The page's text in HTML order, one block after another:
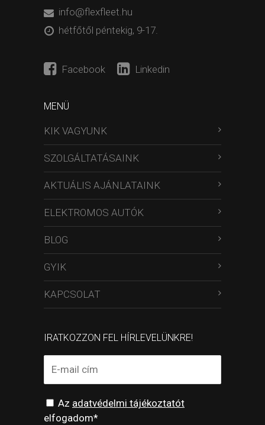
info@flexfleet.hu
hétfőtől péntekig, 9-17.
Facebook Linkedin
MENÜ
KIK VAGYUNK
SZOLGÁLTATÁSAINK
AKTUÁLIS AJÁNLATAINK
ELEKTROMOS AUTÓK
BLOG
GYIK
KAPCSOLAT
IRATKOZZON FEL HÍRLEVELÜNKRE!
Az adatvédelmi tájékoztatót
elfogadom*